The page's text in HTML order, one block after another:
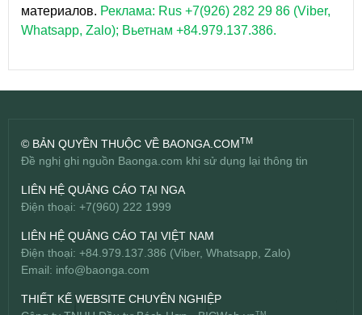
материалов. Реклама: Rus +7(926) 282 29 86 (Viber,
Whatsapp, Zalo); Вьетнам +84.979.137.386.
© BẢN QUYỀN THUỘC VỀ BAONGA.COMTM
Đề nghị ghi nguồn Baonga.com khi sử dụng lại thông tin
LIÊN HỆ QUẢNG CÁO TẠI NGA
Điện thoại: +7(960) 222 1999
LIÊN HỆ QUẢNG CÁO TẠI VIỆT NAM
Điện thoại: +84.979.137.386 (Viber, Whatsapp, Zalo)
Email: info@baonga.com
THIẾT KẾ WEBSITE CHUYÊN NGHIỆP